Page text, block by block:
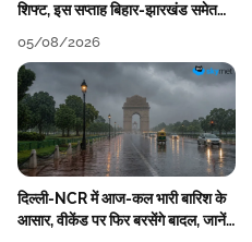
शिफ्ट, इस सप्ताह बिहार-झारखंड समेत
05/08/2026
दिल्ली-NCR में आज-कल भारी बारिश के
आसार, वीकेंड पर फिर बरसेंगे बादल, जानें